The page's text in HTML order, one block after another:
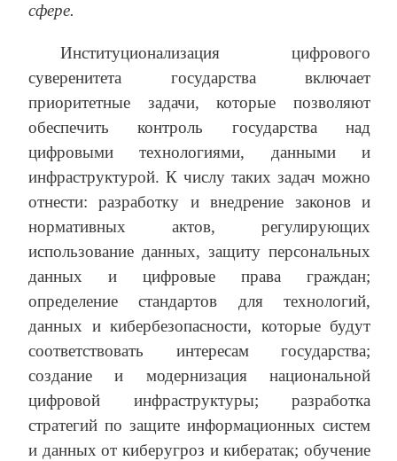
сфере.
Институционализация цифрового
суверенитета государства включает
приоритетные задачи, которые позволяют
обеспечить контроль государства над
цифровыми технологиями, данными и
инфраструктурой. К числу таких задач можно
отнести: разработку и внедрение законов и
нормативных актов, регулирующих
использование данных, защиту персональных
данных и цифровые права граждан;
определение стандартов для технологий,
данных и кибербезопасности, которые будут
соответствовать интересам государства;
создание и модернизация национальной
цифровой инфраструктуры; разработка
стратегий по защите информационных систем
и данных от киберугроз и кибератак; обучение